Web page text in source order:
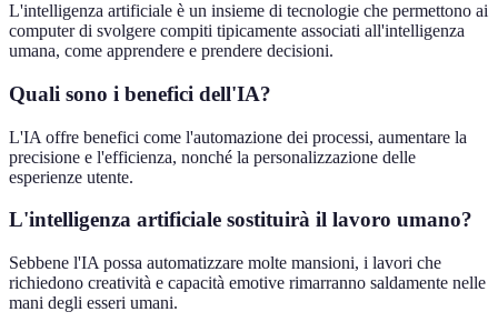
L'intelligenza artificiale è un insieme di tecnologie che permettono ai
computer di svolgere compiti tipicamente associati all'intelligenza
umana, come apprendere e prendere decisioni.
Quali sono i benefici dell'IA?
L'IA offre benefici come l'automazione dei processi, aumentare la
precisione e l'efficienza, nonché la personalizzazione delle
esperienze utente.
L'intelligenza artificiale sostituirà il lavoro umano?
Sebbene l'IA possa automatizzare molte mansioni, i lavori che
richiedono creatività e capacità emotive rimarranno saldamente nelle
mani degli esseri umani.